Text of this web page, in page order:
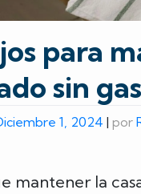
para
sin
1, 2024 | por
mantener la